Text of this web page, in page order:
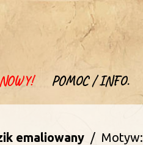
NOWY! POMOC / INFO.
emaliowany / Motyw: